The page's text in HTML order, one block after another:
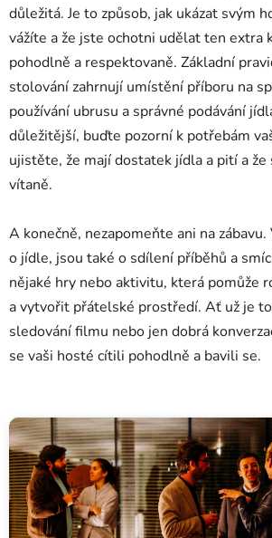
důležitá. Je to způsob, jak ukázat svým
vážíte a že jste ochotni udělat ten extra
pohodlně a respektovaně. Základní
stolování zahrnují umístění příboru na
používání ubrusu a správné podávání
důležitější, buďte pozorní k potřebám
ujistěte, že mají dostatek jídla a pití a
vítaně.
A konečně, nezapomeňte ani na
o jídle, jsou také o sdílení příběhů a
nějaké hry nebo aktivitu, která pomůže
a vytvořit přátelské prostředí. Ať už je
sledování filmu nebo jen dobrá
se vaši hosté cítili pohodlně a bavili se.